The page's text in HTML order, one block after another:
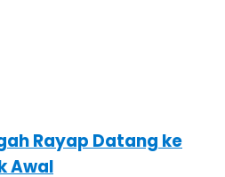
Rayap Datang ke
Awal